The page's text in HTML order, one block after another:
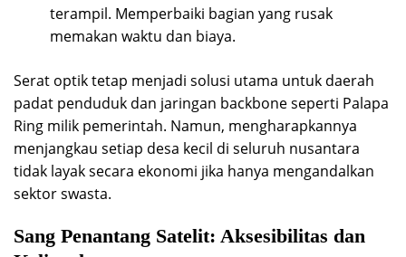
terampil. Memperbaiki bagian yang rusak
memakan waktu dan biaya.
Serat optik tetap menjadi solusi utama untuk daerah
padat penduduk dan jaringan backbone seperti Palapa
Ring milik pemerintah. Namun, mengharapkannya
menjangkau setiap desa kecil di seluruh nusantara
tidak layak secara ekonomi jika hanya mengandalkan
sektor swasta.
Sang Penantang Satelit: Aksesibilitas dan